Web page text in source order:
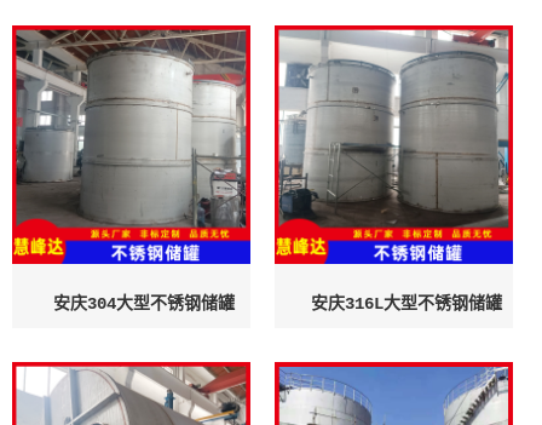
安庆304大型不锈钢储罐 安庆316L大型不锈钢储罐